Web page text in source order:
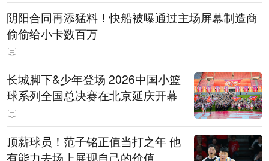
阴阳合同再添猛料！快船被曝通过主场屏幕制造商
偷偷给小卡数百万
长城脚下&少年登场 2026中国小篮
球系列全国总决赛在北京延庆开幕
顶薪球员！范子铭正值当打之年 他
有能力去场上展现自己的价值